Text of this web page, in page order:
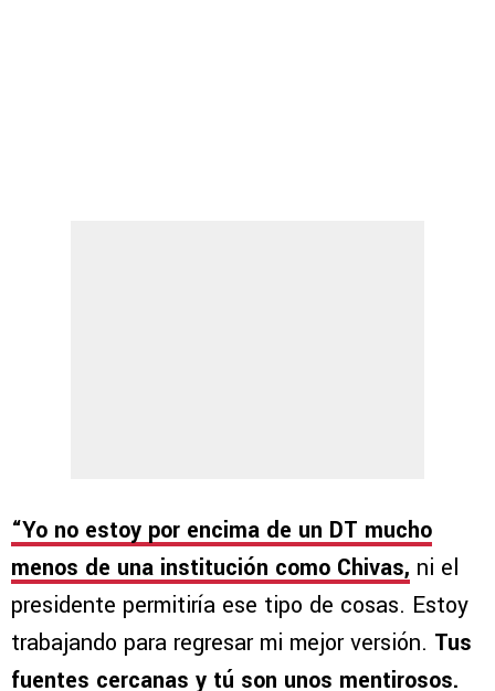
“Yo no estoy por encima de un DT mucho
menos de una institución como Chivas, ni el
presidente permitiría ese tipo de cosas. Estoy
trabajando para regresar mi mejor versión. Tus
fuentes cercanas y tú son unos mentirosos.